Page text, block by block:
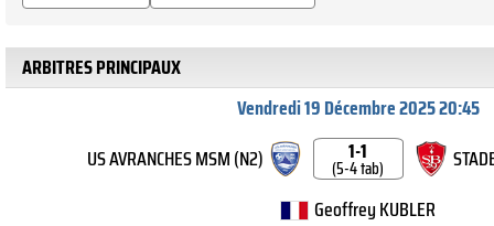
ARBITRES PRINCIPAUX
Vendredi 19 Décembre 2025 20:45
US AVRANCHES MSM (N2)
1-1
(5-4 tab)
Geoffrey KUBLER